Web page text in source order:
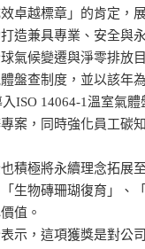
卓越標章」的肯定，
造兼具專業、安全與
氣候變遷與淨零排放
盤查制度，並以該年
入ISO 14064-1溫室氣
案，同時強化員工碳
積極將永續理念拓展
生物磚珊瑚復育」、
值。
示，這項獲獎是對公